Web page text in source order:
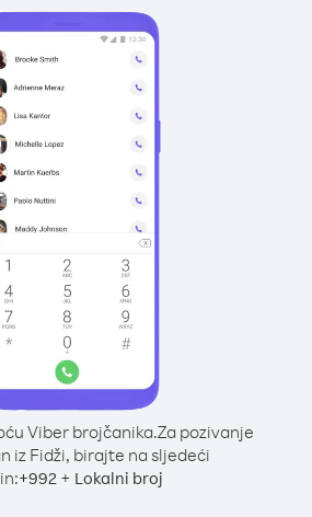
Viber brojčanika.Za pozivanje
iz Fidži, birajte na sljedeći
+992+ Lokalni broj